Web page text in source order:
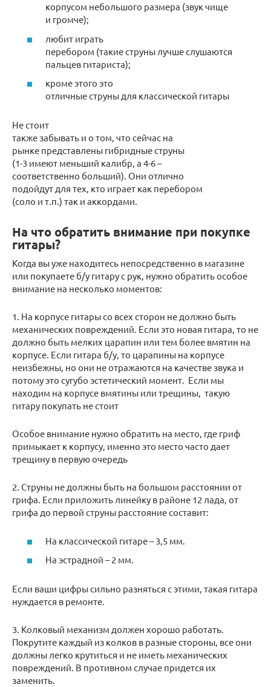
корпусом небольшого размера (звук чище
и громче);
любит играть
перебором (такие струны лучше слушаются
пальцев гитариста);
кроме этого это
отличные струны для классической гитары
Не стоит
также забывать и о том, что сейчас на
рынке представлены гибридные струны
(1-3 имеют меньший калибр, а 4-6 –
соответственно больший). Они отлично
подойдут для тех, кто играет как перебором
(соло и т.п.) так и аккордами.
На что обратить внимание при покупке
гитары?
Когда вы уже находитесь непосредственно в магазине
или покупаете б/у гитару с рук, нужно обратить особое
внимание на несколько моментов:
1. На корпусе гитары со всех сторон не должно быть
механических повреждений. Если это новая гитара, то не
должно быть мелких царапин или тем более вмятин на
корпусе. Если гитара б/у, то царапины на корпусе
неизбежны, но они не отражаются на качестве звука и
потому это сугубо эстетический момент. Если мы
находим на корпусе вмятины или трещины, такую
гитару покупать не стоит
Особое внимание нужно обратить на место, где гриф
примыкает к корпусу, именно это место часто дает
трещину в первую очередь
2. Струны не должны быть на большом расстоянии от
грифа. Если приложить линейку в районе 12 лада, от
грифа до первой струны расстояние составит:
На классической гитаре – 3,5 мм.
На эстрадной – 2 мм.
Если ваши цифры сильно разняться с этими, такая гитара
нуждается в ремонте.
3. Колковый механизм должен хорошо работать.
Покрутите каждый из колков в разные стороны, все они
должны легко крутиться и не иметь механических
повреждений. В противном случае придется их
заменить.